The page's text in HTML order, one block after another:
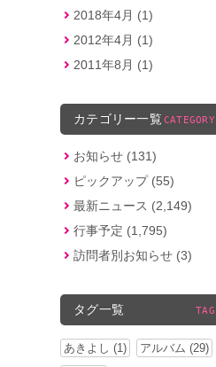
2018年4月 (1)
2012年4月 (1)
2011年8月 (1)
カテゴリー一覧 CATEGORY
お知らせ (131)
ピックアップ (55)
最新ニュース (2,149)
行事予定 (1,795)
訪問者別お知らせ (3)
タグ一覧 TAG
あきよし (1)
アルバム (29)